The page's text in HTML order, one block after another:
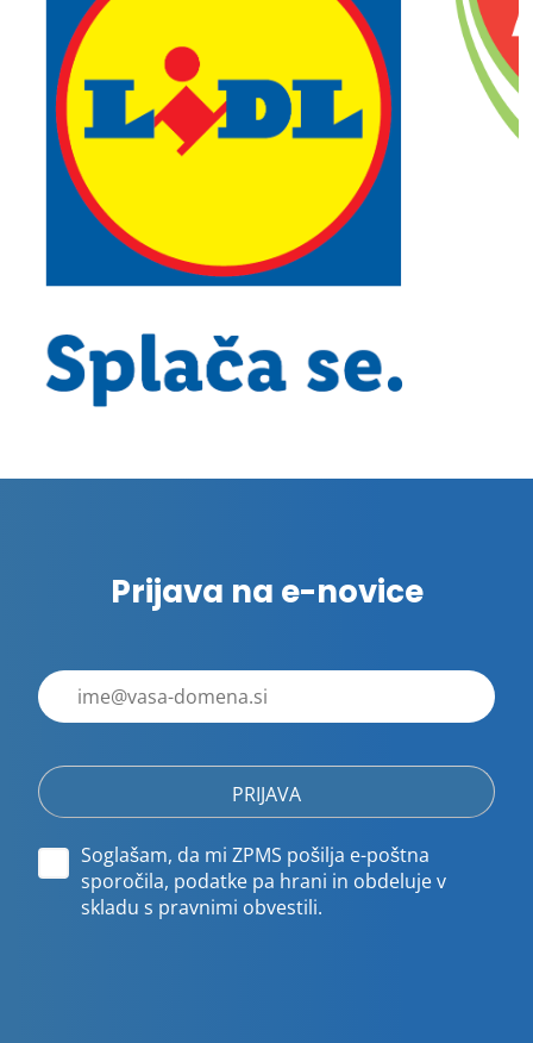
Prijava na e-novice
E-
poštni
Soglašam, da mi ZPMS pošilja e-poštna
sporočila, podatke pa hrani in obdeluje v
skladu s pravnimi obvestili.